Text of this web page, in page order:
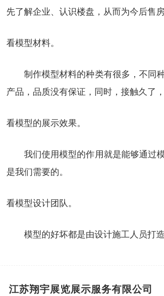
先了解企业、认识楼盘，从而为今后售
看模型材料。
制作模型材料的种类有很多，不同种
产品，品质没有保证，同时，接触久了
看模型的展示效果。
我们使用模型的作用就是能够通过模
是我们需要的。
看模型设计团队。
模型的好坏都是由设计施工人员打造
江苏翔宇展览展示服务有限公司